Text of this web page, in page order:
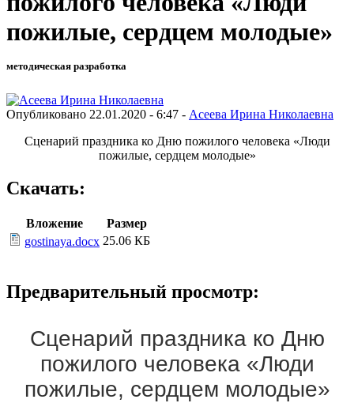
пожилые, сердцем молодые»
методическая разработка
Опубликовано 22.01.2020 - 6:47 - Асеева Ирина Николаевна
Сценарий праздника ко Дню пожилого человека «Люди
пожилые, сердцем молодые»
Скачать:
Вложение
Размер
gostinaya.docx 25.06 КБ
Предварительный просмотр:
Сценарий праздника ко Дню
пожилого человека «Люди
пожилые, сердцем молодые»